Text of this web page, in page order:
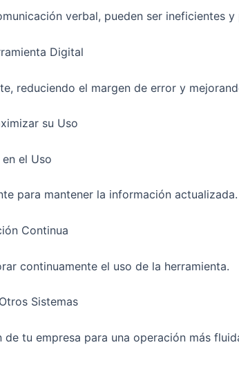
verbal, pueden ser ineficientes y
Digital
reduciendo el margen de error y
su Uso
en el Uso
para mantener la información actualizada.
Continua
continuamente el uso de la herramienta.
Sistemas
tu empresa para una operación más